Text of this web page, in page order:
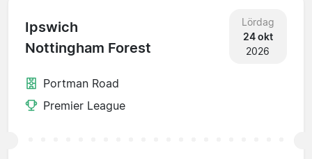
Ipswich
Nottingham Forest
Lördag
24 okt
2026
Portman Road
Premier League